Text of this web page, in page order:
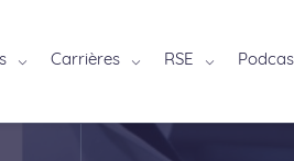
Carrières RSE